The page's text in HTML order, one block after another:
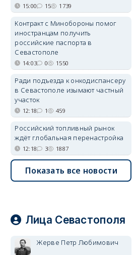
15:00 15 1739
Контракт с Минобороны помог
иностранцам получить
российские паспорта в
Севастополе
14:03 0 1550
Ради подъезда к онкодиспансеру
в Севастополе изымают частный
участок
12:18 1 459
Российский топливный рынок
ждёт глобальная перенастройка
12:18 3 1887
Показать все новости
Лица Севастополя
Жерве Петр Любимович